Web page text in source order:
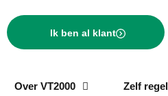
Ik ben al klant
Over VT2000 Zelf